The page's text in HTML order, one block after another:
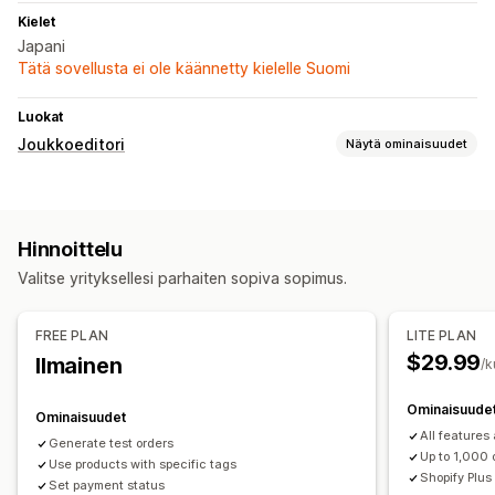
Kielet
Japani
Tätä sovellusta ei ole käännetty kielelle Suomi
Luokat
Joukkoeditori Näytä ominaisuudet
Hinnoittelu
Valitse yrityksellesi parhaiten sopiva sopimus.
FREE PLAN
Ilmainen
Ominaisuudet
Generate test orders
Use products with specific tags
Set payment status
LITE PLAN
$29.99/
All features
Up to 1,000
Shopify